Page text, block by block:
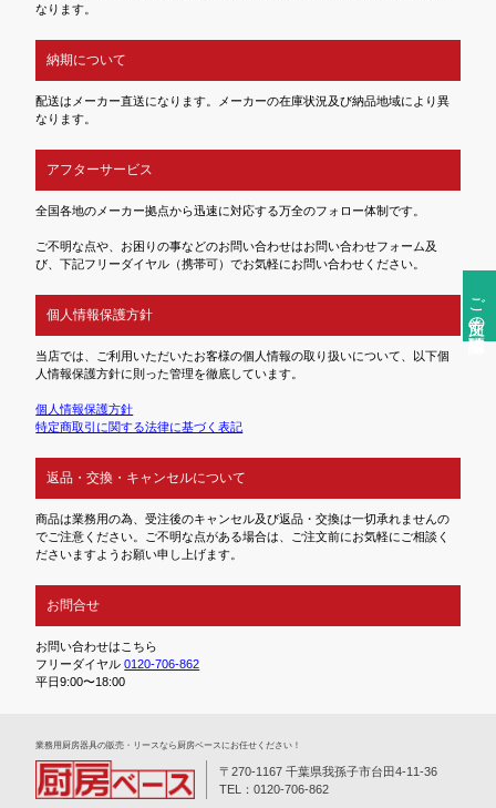
ご注文前の確認事項
なります。
納期について
配送はメーカー直送になります。メーカーの在庫状況及び納品地域により異
なります。
アフターサービス
全国各地のメーカー拠点から迅速に対応する万全のフォロー体制です。
ご不明な点や、お困りの事などのお問い合わせはお問い合わせフォーム及
び、下記フリーダイヤル（携帯可）でお気軽にお問い合わせください。
個人情報保護方針
当店では、ご利用いただいたお客様の個人情報の取り扱いについて、以下個
人情報保護方針に則った管理を徹底しています。
個人情報保護方針
特定商取引に関する法律に基づく表記
返品・交換・キャンセルについて
商品は業務用の為、受注後のキャンセル及び返品・交換は一切承れませんの
でご注意ください。ご不明な点がある場合は、ご注文前にお気軽にご相談く
ださいますようお願い申し上げます。
お問合せ
お問い合わせはこちら
フリーダイヤル0120-706-862
平日9:00〜18:00
業務⽤厨房器具の販売・リースなら厨房ベースにお任せください！
〒270-1167 千葉県我孫子市台田4-11-36
TEL：0120-706-862